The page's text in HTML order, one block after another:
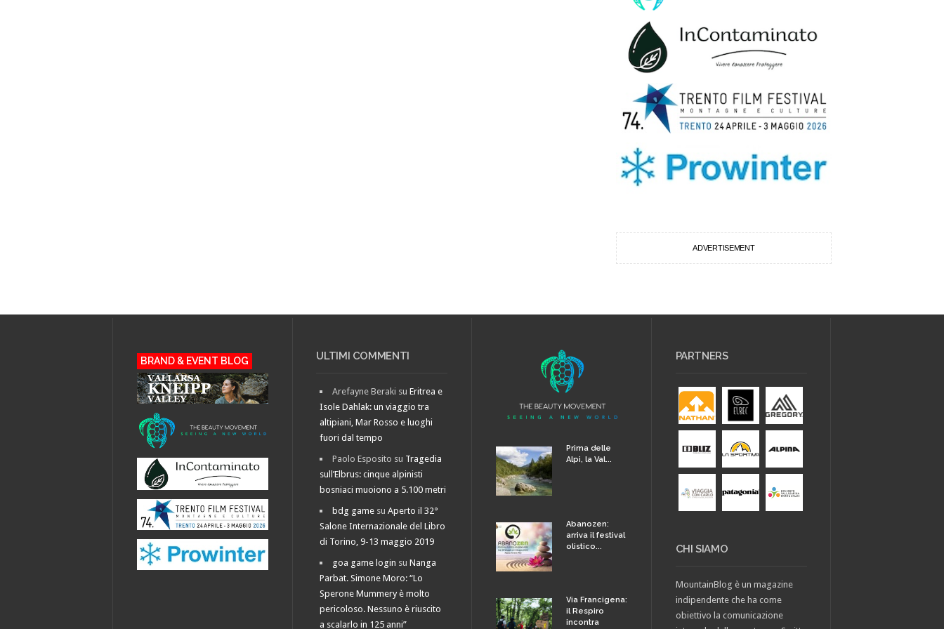
ADVERTISEMENT
BRAND & EVENT BLOG ULTIMI COMMENTI
Arefayne Beraki suEritrea e
Isole Dahlak: un viaggio tra
altipiani, Mar Rosso e luoghi
fuori dal tempo
Paolo Esposito su Tragedia
sull’Elbrus: cinque alpinisti
bosniaci muoiono a 5.100 metri
bdg game suAperto il 32°
Salone Internazionale del Libro
di Torino, 9-13 maggio 2019
goa game login suNanga
Parbat. Simone Moro: “Lo
Sperone Mummery è molto
pericoloso. Nessuno è riuscito
a scalarlo in 125 anni”
Prima delle
Alpi, la Val...
Abanozen:
arriva il festival
olistico...
Via Francigena:
il Respiro
incontra
PARTNERS
CHI SIAMO
MountainBlog è un magazine
indipendente che ha come
obiettivo la comunicazione